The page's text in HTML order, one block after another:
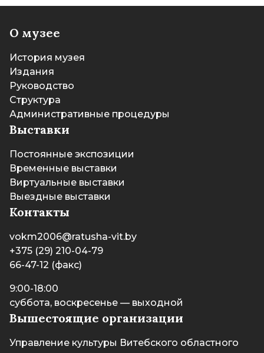
О музее
История музея
Издания
Руководство
Структура
Административные процедуры
Выставки
Постоянные экспозиции
Временные выставки
Виртуальные выставки
Выездные выставки
Контакты
vokm2006@ratusha-vit.by
+375 (29) 210-04-79
66-47-12 (факс)
9:00-18:00
суббота, воскресенье — выходной
Вышестоящие организации
Управление культуры Витебского областного